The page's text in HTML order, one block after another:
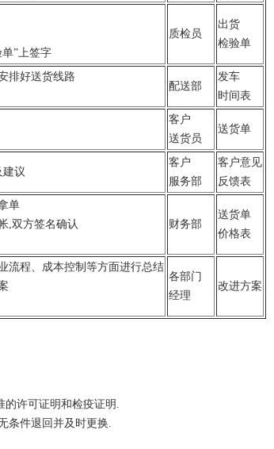
”上签字
质检员
出货
检验单
排好送货线路
配送部
发车
时间表
客户
送货员
送货单
建议
客户
服务部
客户意见
反馈表
单
,双方签名确认
财务部
送货单
价格表
流程、成本控制等方面进行总结
各部门
经理
改进方案
的许可证明和检疫证明.
条件退回并及时更换.